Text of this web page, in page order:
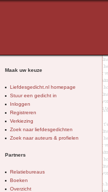
Maak uw keuze
Liefdesgedicht.nl homepage
Stuur een gedicht in
Inloggen
Registreren
Verkiezing
Zoek naar liefdesgedichten
Zoek naar auteurs & profielen
Partners
Relatiebureaus
Boeken
Overzicht